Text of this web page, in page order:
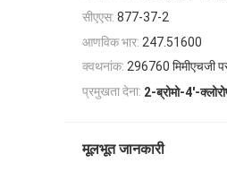
सीएएस: 877-37-2
आणविक भार: 247.51600
क्वथनांक: 296760 मिमीएचजी
प्रमुखता देना: 2-ब्रोमो-4'-
मूलभूत जानकारी